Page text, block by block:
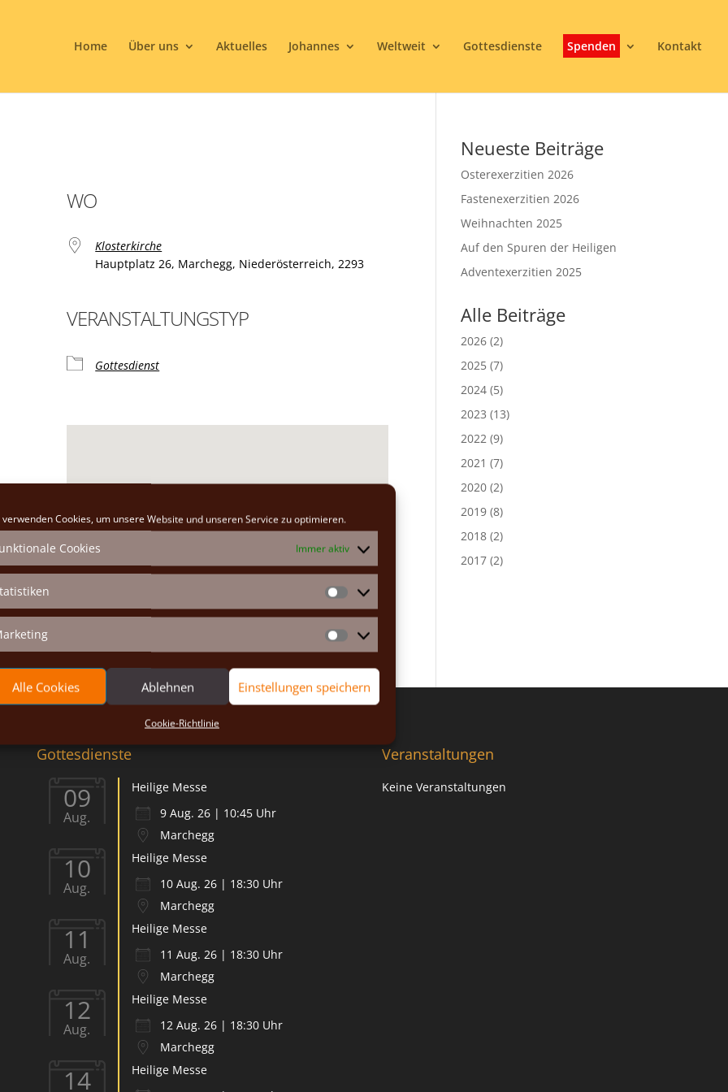
verwenden Cookies, um unsere Website und unseren Service zu optimieren.
Cookies Immer aktiv
Statistiken
Marketing
Alle Cookies Ablehnen Einstellungen speichern
Cookie-Richtlinie
Home Über uns Aktuelles Johannes Weltweit Gottesdienste Spenden Kontakt
WO
Klosterkirche
Hauptplatz 26, Marchegg, Niederösterreich, 2293
VERANSTALTUNGSTYP
Gottesdienst
Hauptplatz 26 - Marchegg
Neueste Beiträge
Osterexerzitien 2026
Fastenexerzitien 2026
Weihnachten 2025
Auf den Spuren der Heiligen
Adventexerzitien 2025
Alle Beiträge
2026 (2)
2025 (7)
2024 (5)
2023 (13)
2022 (9)
2021 (7)
2020 (2)
2019 (8)
2018 (2)
2017 (2)
Gottesdienste
09
Aug.
Heilige Messe
9 Aug. 26 | 10:45 Uhr
Marchegg
10
Aug.
Heilige Messe
10 Aug. 26 | 18:30 Uhr
Marchegg
11
Aug.
Heilige Messe
11 Aug. 26 | 18:30 Uhr
Marchegg
12
Aug.
Heilige Messe
12 Aug. 26 | 18:30 Uhr
Marchegg
14
Heilige Messe
Veranstaltungen
Keine Veranstaltungen